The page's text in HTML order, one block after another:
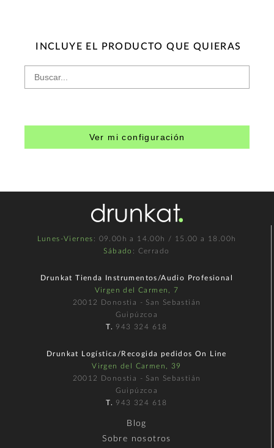
INCLUYE EL PRODUCTO QUE QUIERAS
Ver mi configuración
Lunes-Viernes : 09.00h a 14.00h / 15.00 a 18.00h
Sábado : Cerrado
Drunkat Tienda Instrumentos/Audio Profesional
Virgen del Carmen, 7
20012 Donostia - San Sebastián
Guipúzcoa
T. 943 324 618
Drunkat Logística/Recogida pedidos On Line
Virgen del Carmen, 39
20012 Donostia - San Sebastián
Guipúzcoa
T. 943 324 618
Blog
Sobre nosotros